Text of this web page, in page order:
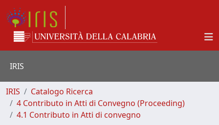
IRIS
IRIS
Catalogo Ricerca
4 Contributo in Atti di Convegno (Proceeding)
4.1 Contributo in Atti di convegno